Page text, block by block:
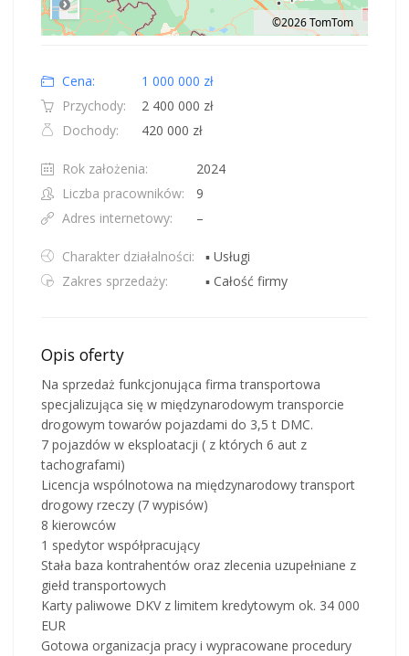
Road
©2026 TomTom
Cena:
1 000 000 zł
Przychody:
2 400 000 zł
Dochody:
420 000 zł
Rok założenia:
2024
Liczba pracowników:
9
Adres internetowy:
–
Charakter działalności:
▪ Usługi
Zakres sprzedaży:
▪ Całość firmy
Opis oferty
Na sprzedaż funkcjonująca firma transportowa
specjalizująca się w międzynarodowym transporcie
drogowym towarów pojazdami do 3,5 t DMC.
7 pojazdów w eksploatacji ( z których 6 aut z
tachografami)
Licencja wspólnotowa na międzynarodowy transport
drogowy rzeczy (7 wypisów)
8 kierowców
1 spedytor współpracujący
Stała baza kontrahentów oraz zlecenia uzupełniane z
giełd transportowych
Karty paliwowe DKV z limitem kredytowym ok. 34 000
EUR
Gotowa organizacja pracy i wypracowane procedury